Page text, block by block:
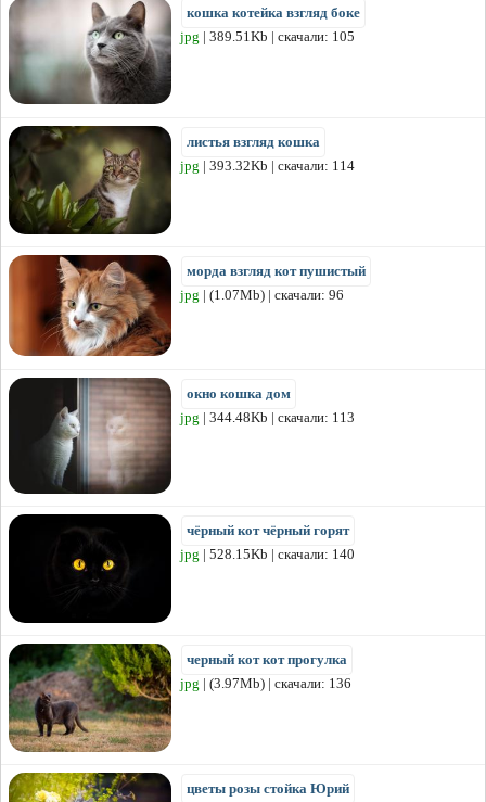
кошка котейка взгляд боке
jpg | 389.51Kb | скачали: 105
листья взгляд кошка
jpg | 393.32Kb | скачали: 114
морда взгляд кот пушистый
jpg | (1.07Mb) | скачали: 96
окно кошка дом
jpg | 344.48Kb | скачали: 113
чёрный кот чёрный горят
jpg | 528.15Kb | скачали: 140
черный кот кот прогулка
jpg | (3.97Mb) | скачали: 136
цветы розы стойка Юрий